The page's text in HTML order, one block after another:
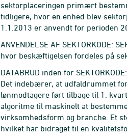
sektorplaceringen primært
tidligere, hvor en enhed blev
1.1.2013 er anvendt for perioden
ANVENDELSE AF SEKTORKODE:
hvor beskæftigelsen fordeles på
DATABRUD inden for
Det indebærer, at udfaldrummet
lønmodtagere ført tilbage til 1.
algoritme til maskinelt at
virksomhedsform og branche. Et
hvilket har bidraget til en